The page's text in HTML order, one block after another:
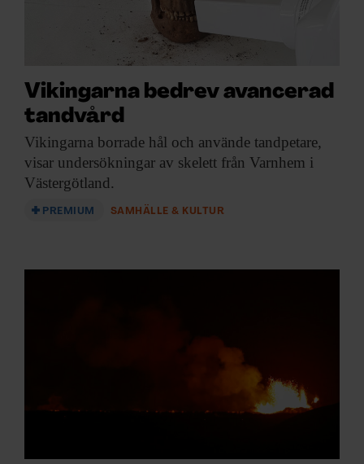
Vikingarna bedrev avancerad
tandvård
Vikingarna borrade hål och använde tandpetare,
visar undersökningar av skelett från Varnhem i
Västergötland.
PREMIUM SAMHÄLLE & KULTUR